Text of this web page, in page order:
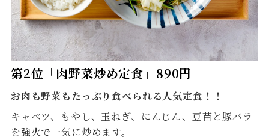
第2位 「肉野菜炒め定食」890円
お肉も野菜もたっぷり食べられる人気定食！！
キャベツ、もやし、玉ねぎ、にんじん、豆苗と豚バラ
を強火で一気に炒めます。